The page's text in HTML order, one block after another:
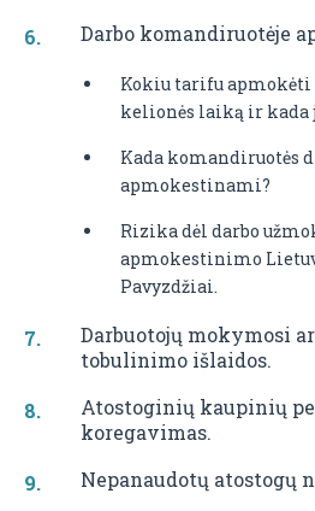
Darbo komandiruotėje
Kokiu tarifu
kelionės laiką ir kada
Kada komandiruotės
apmokestinami?
Rizika dėl darbo
apmokestinimo
Pavyzdžiai.
Darbuotojų mokymosi
tobulinimo išlaidos.
Atostoginių kaupinių
koregavimas.
Nepanaudotų atostogų